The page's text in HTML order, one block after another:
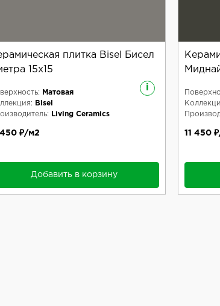
плитка Bisel Бисел
15x15
i
Матовая
Bisel
Living Ceramics
450 ₽/м2
Добавить в корзину
11 450